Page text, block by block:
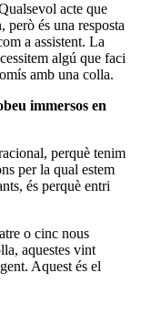
acte que
però és una resposta
a assistent. La
algú que faci
amb una colla.
immersos en
perquè tenim
per la qual estem
és perquè entri
o cinc nous
aquestes vint
Aquest és el